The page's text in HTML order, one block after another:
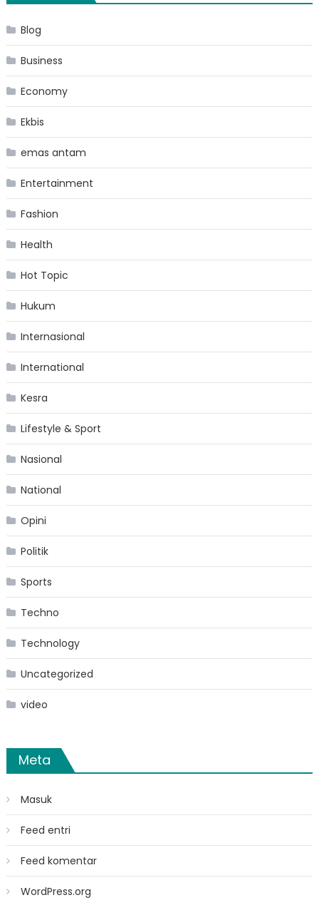
Blog
Business
Economy
Ekbis
emas antam
Entertainment
Fashion
Health
Hot Topic
Hukum
Internasional
International
Kesra
Lifestyle & Sport
Nasional
National
Opini
Politik
Sports
Techno
Technology
Uncategorized
video
Meta
Masuk
Feed entri
Feed komentar
WordPress.org